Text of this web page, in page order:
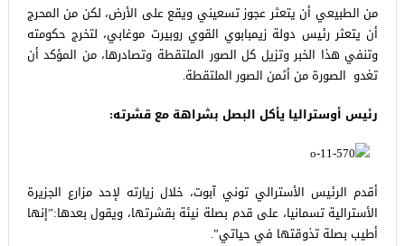
من الطبيعي أن يتعثر عجوز تسعيني ويقع على الأرض، لكن من المحرج
أن يتعثر رئيس دولة زيمبابوي القوي روبيرت موغابي، لتخرج حكومته
وتنفي هذا الخبر وتزيل كل الصور الملتقطة وتصادرها، من المؤكد أن
تغدو الصورة من أثمن الصور الملتقطة.
رئيس أوستراليا يأكل البصل بشراهة مع قشرته:
أقدم الرئيس الأسترالي توني آبوت، خلال زيارته لإحد مزارع الجزيرة
الأسترالية تسمانيا، على قدم بصلة نيئة بقشرتها، ويقول بعدها:”إنها
أطيب بصلة تذوقتها في حياتي”.